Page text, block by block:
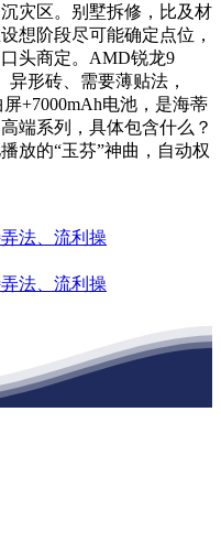
灾区。别墅拆修，比及材
想阶段尽可能确定点位，
头商定。AMD锐龙9
形砖、需要薄贴法，
+7000mAh电池，是海蒂
端系列，具体包含什么？
放的“玉芬”神曲，自动权
法、流利操
法、流利操